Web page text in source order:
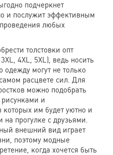
подчеркнет
и послужит эффективным
любых
толстовки опт
4XL, 5XL), ведь носить
могут не только
расцвете сил. Для
можно подобрать
и
им будет уютно и
на прогулке с друзьями.
внешний вид играет
поэтому модные
когда хочется быть